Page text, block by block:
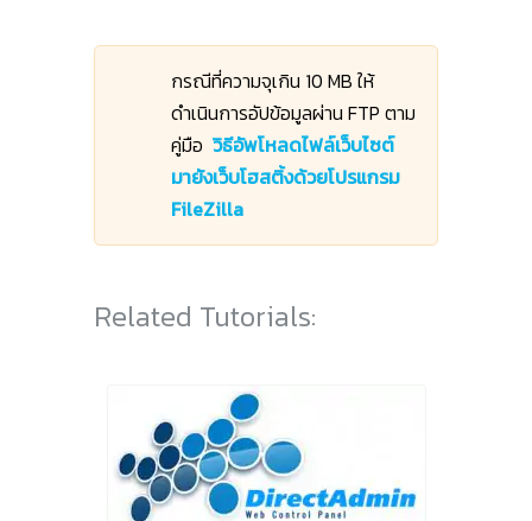
กรณีที่ความจุเกิน 10 MB ให้
ดำเนินการอัปข้อมูลผ่าน FTP ตาม
คู่มือ วิธีอัพโหลดไฟล์เว็บไซต์
มายังเว็บโฮสติ้งด้วยโปรแกรม
FileZilla
Related Tutorials: